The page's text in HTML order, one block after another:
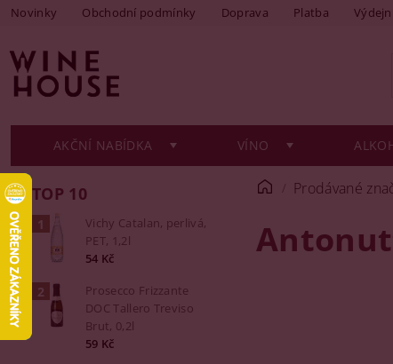
Novinky Obchodní podmínky Doprava Platba
AKČNÍ NABÍDKA VÍNO
TOP 10
Vichy Catalan, perlivá,
PET, 1,2l
54 Kč
Prosecco Frizzante
DOC Tallero Treviso
Brut, 0,2l
59 Kč
Prodávané